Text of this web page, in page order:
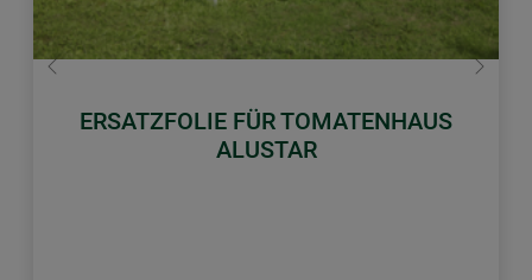
ERSATZFOLIE FÜR TOMATENHAUS
ALUSTAR
Zurück Weiter